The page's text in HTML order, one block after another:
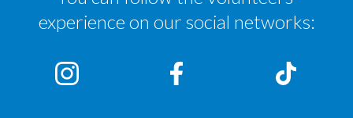
experience on our social networks: